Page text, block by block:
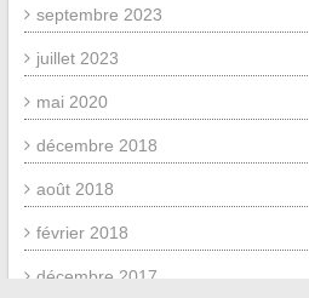
septembre 2023
juillet 2023
mai 2020
décembre 2018
août 2018
février 2018
décembre 2017